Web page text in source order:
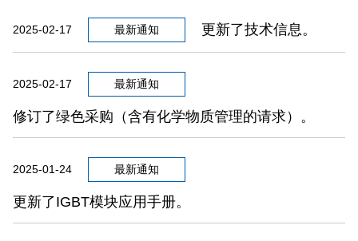
2025-02-17 最新通知 更新了技术信息。
2025-02-17 最新通知
修订了绿色采购（含有化学物质管理的请求）。
2025-01-24 最新通知
更新了IGBT模块应用手册。